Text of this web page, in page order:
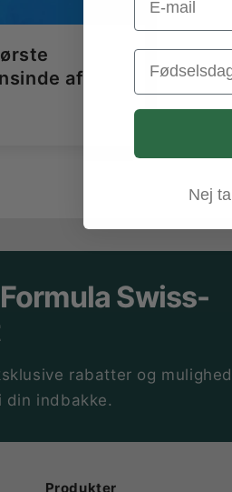
af
Swiss-
rabatter og
indbakke.
Produkter
Birthday
Nej